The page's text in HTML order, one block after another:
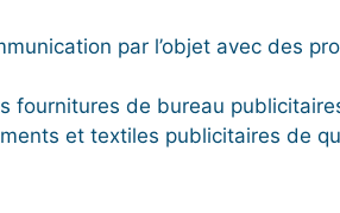
par l’objet avec des
de bureau
et textiles publicitaires de